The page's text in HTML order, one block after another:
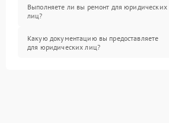
Выполняете ли вы ремонт для юридических
лиц?
Какую документацию вы предоставляете
для юридических лиц?